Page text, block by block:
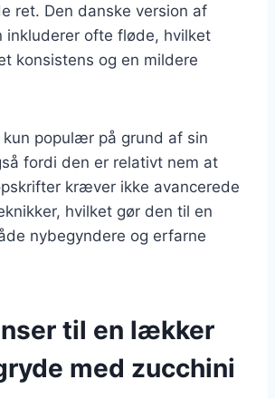
ret. Den danske version af
inkluderer ofte fløde, hvilket
konsistens og en mildere
kun populær på grund af sin
fordi den er relativt nem at
kræver ikke avancerede
hvilket gør den til en
nybegyndere og erfarne
til en lækker
med zucchini